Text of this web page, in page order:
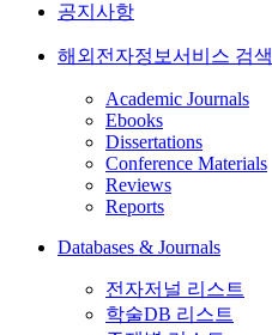
공지사항
해외전자정보서비스 검색
Academic Journals
Ebooks
Dissertations
Conference Materials
Reviews
Reports
Databases & Journals
전자저널 리스트
학술DB 리스트